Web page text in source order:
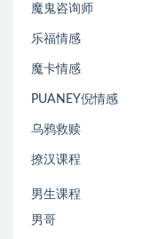
魔鬼咨询师
乐福情感
魔卡情感
PUANEY倪情感
乌鸦救赎
撩汉课程
男生课程
男哥